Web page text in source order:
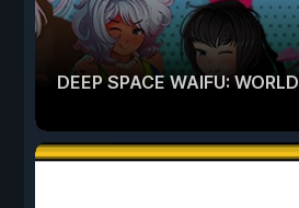
DEEP SPACE WAIFU: WORLD